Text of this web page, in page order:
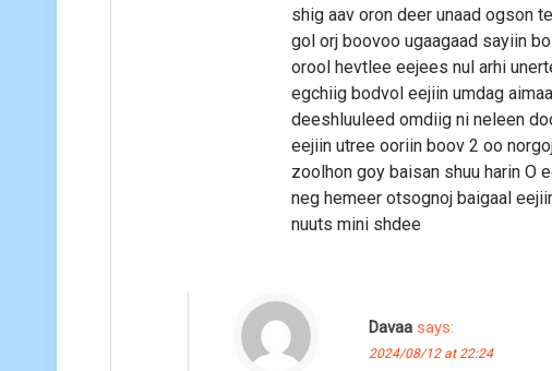
shig aav oron deer unaad ogson
gol orj boovoo ugaagaad sayiin
orool hevtlee eejees nul arhi
egchiig bodvol eejiin umdag
deeshluuleed omdiig ni neleen
eejiin utree ooriin boov 2 oo
zoolhon goy baisan shuu harin O
neg hemeer otsognoj baigaal
nuuts mini shdee
Davaa says:
2024/08/12 at 22:24